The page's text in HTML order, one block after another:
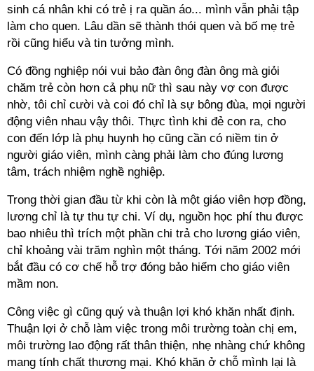
sinh cá nhân khi có trẻ ị ra quần áo... mình vẫn phải tập
làm cho quen. Lâu dần sẽ thành thói quen và bố mẹ trẻ
rồi cũng hiểu và tin tưởng mình.
Có đồng nghiệp nói vui bảo đàn ông đàn ông mà giỏi
chăm trẻ còn hơn cả phụ nữ thì sau này vợ con được
nhờ, tôi chỉ cười và coi đó chỉ là sự bông đùa, mọi người
động viên nhau vậy thôi. Thực tình khi đẻ con ra, cho
con đến lớp là phụ huynh họ cũng cần có niềm tin ở
người giáo viên, mình càng phải làm cho đúng lương
tâm, trách nhiệm nghề nghiệp.
Trong thời gian đầu từ khi còn là một giáo viên hợp đồng,
lương chỉ là tự thu tự chi. Ví dụ, nguồn học phí thu được
bao nhiêu thì trích một phần chi trả cho lương giáo viên,
chỉ khoảng vài trăm nghìn một tháng. Tới năm 2002 mới
bắt đầu có cơ chế hỗ trợ đóng bảo hiểm cho giáo viên
mầm non.
Công việc gì cũng quý và thuận lợi khó khăn nhất định.
Thuận lợi ở chỗ làm việc trong môi trường toàn chị em,
môi trường lao động rất thân thiện, nhẹ nhàng chứ không
mang tính chất thương mại. Khó khăn ở chỗ mình lại là